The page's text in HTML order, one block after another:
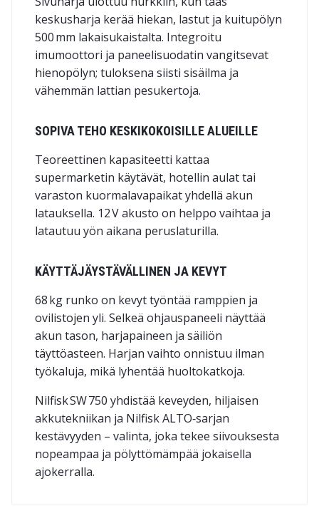
keskusharja kerää hiekan, lastut ja kuitupölyn
500 mm lakaisukaistalta. Integroitu
imumoottori ja paneelisuodatin vangitsevat
hienopölyn; tuloksena siisti sisäilma ja
vähemmän lattian pesukertoja.
SOPIVA TEHO KESKIKOKOISILLE ALUEILLE
Teoreettinen kapasiteetti kattaa
supermarketin käytävät, hotellin aulat tai
varaston kuormalavapaikat yhdellä akun
latauksella. 12 V akusto on helppo vaihtaa ja
latautuu yön aikana peruslaturilla.
KÄYTTÄJÄYSTÄVÄLLINEN JA KEVYT
68 kg runko on kevyt työntää ramppien ja
ovilistojen yli. Selkeä ohjauspaneeli näyttää
akun tason, harjapaineen ja säiliön
täyttöasteen. Harjan vaihto onnistuu ilman
työkaluja, mikä lyhentää huoltokatkoja.
Nilfisk SW 750 yhdistää keveyden, hiljaisen
akkutekniikan ja Nilfisk ALTO‑sarjan
kestävyyden – valinta, joka tekee siivouksesta
nopeampaa ja pölyttömämpää jokaisella
ajokerralla.